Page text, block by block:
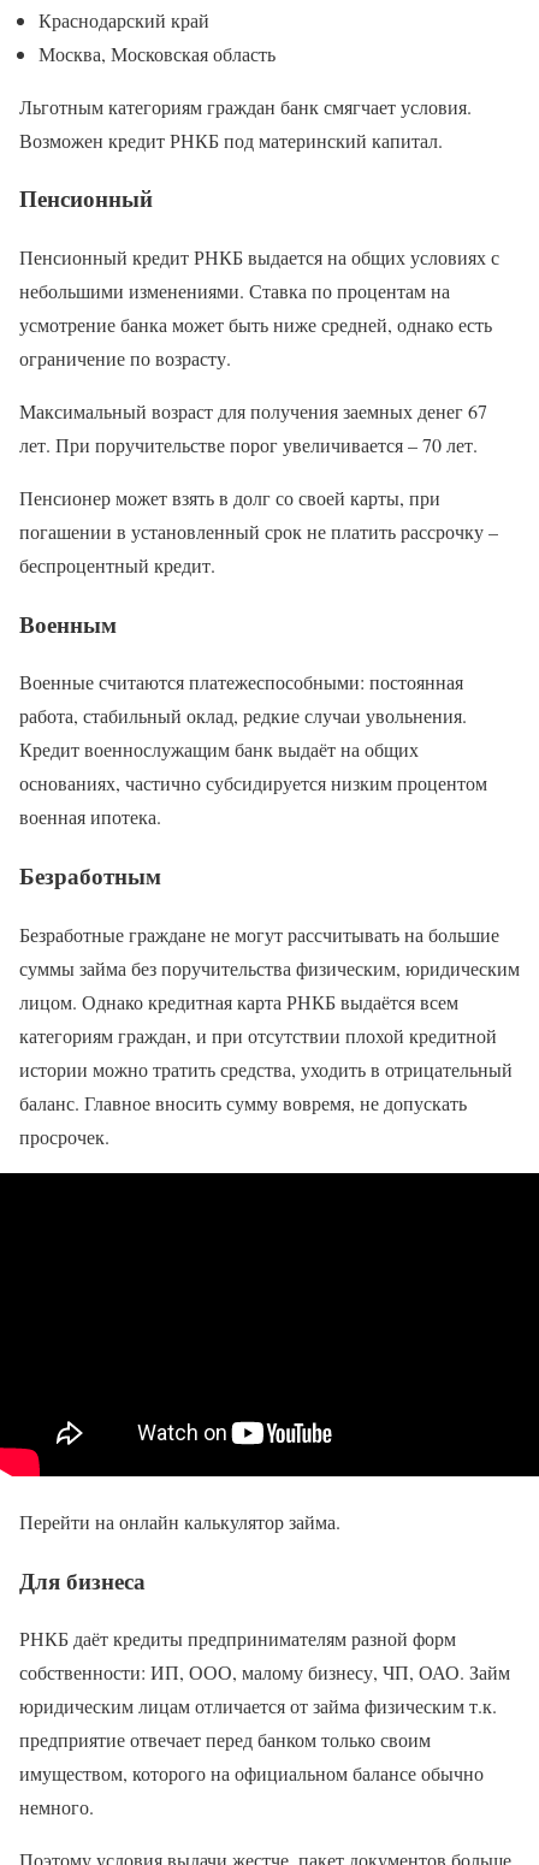
Краснодарский край
Москва, Московская область
Льготным категориям граждан банк смягчает условия.
Возможен кредит РНКБ под материнский капитал.
Пенсионный
Пенсионный кредит РНКБ выдается на общих условиях с
небольшими изменениями. Ставка по процентам на
усмотрение банка может быть ниже средней, однако есть
ограничение по возрасту.
Максимальный возраст для получения заемных денег 67
лет. При поручительстве порог увеличивается – 70 лет.
Пенсионер может взять в долг со своей карты, при
погашении в установленный срок не платить рассрочку –
беспроцентный кредит.
Военным
Военные считаются платежеспособными: постоянная
работа, стабильный оклад, редкие случаи увольнения.
Кредит военнослужащим банк выдаёт на общих
основаниях, частично субсидируется низким процентом
военная ипотека.
Безработным
Безработные граждане не могут рассчитывать на большие
суммы займа без поручительства физическим, юридическим
лицом. Однако кредитная карта РНКБ выдаётся всем
категориям граждан, и при отсутствии плохой кредитной
истории можно тратить средства, уходить в отрицательный
баланс. Главное вносить сумму вовремя, не допускать
просрочек.
Перейти на онлайн калькулятор займа.
Для бизнеса
РНКБ даёт кредиты предпринимателям разной форм
собственности: ИП, ООО, малому бизнесу, ЧП, ОАО. Займ
юридическим лицам отличается от займа физическим т.к.
предприятие отвечает перед банком только своим
имуществом, которого на официальном балансе обычно
немного.